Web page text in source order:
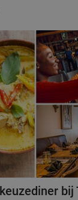
bij